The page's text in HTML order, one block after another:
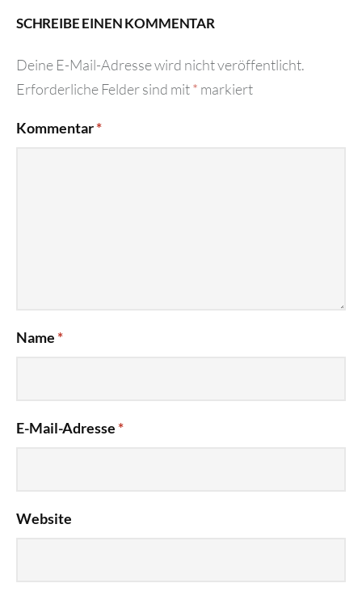
SCHREIBE EINEN KOMMENTAR
Deine E-Mail-Adresse wird nicht veröffentlicht.
Erforderliche Felder sind mit* markiert
Kommentar*
Name *
E-Mail-Adresse *
Website